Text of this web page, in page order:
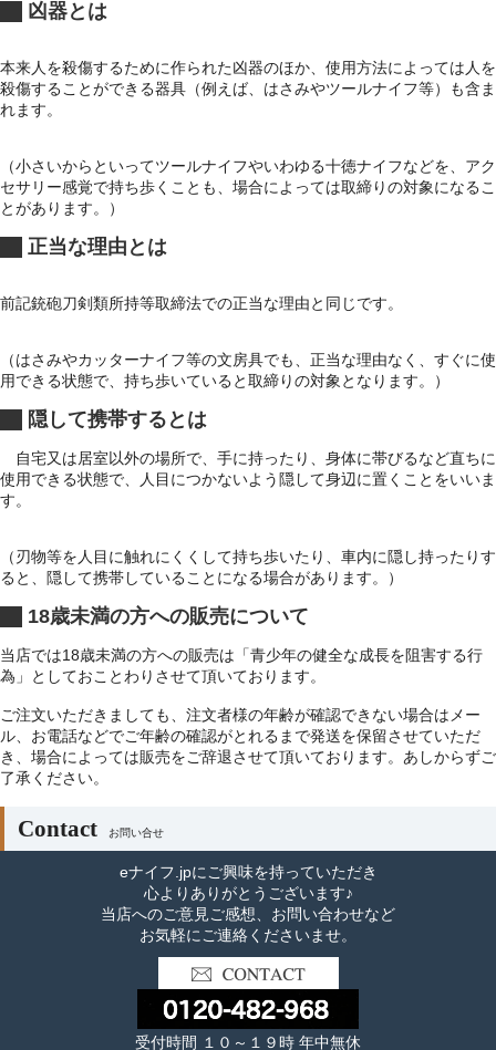
凶器とは
本来人を殺傷するために作られた凶器のほか、使用方法によっては人を
殺傷することができる器具（例えば、はさみやツールナイフ等）も含ま
れます。
（小さいからといってツールナイフやいわゆる十徳ナイフなどを、アク
セサリー感覚で持ち歩くことも、場合によっては取締りの対象になるこ
とがあります。）
正当な理由とは
前記銃砲刀剣類所持等取締法での正当な理由と同じです。
（はさみやカッターナイフ等の文房具でも、正当な理由なく、すぐに使
用できる状態で、持ち歩いていると取締りの対象となります。）
隠して携帯するとは
自宅又は居室以外の場所で、手に持ったり、身体に帯びるなど直ちに
使用できる状態で、人目につかないよう隠して身辺に置くことをいいま
す。
（刃物等を人目に触れにくくして持ち歩いたり、車内に隠し持ったりす
ると、隠して携帯していることになる場合があります。）
18歳未満の方への販売について
当店では18歳未満の方への販売は「青少年の健全な成長を阻害する行
為」としておことわりさせて頂いております。
ご注文いただきましても、注文者様の年齢が確認できない場合はメー
ル、お電話などでご年齢の確認がとれるまで発送を保留させていただ
き、場合によっては販売をご辞退させて頂いております。あしからずご
了承ください。
Contact お問い合せ
eナイフ.jpにご興味を持っていただき
心よりありがとうございます♪
当店へのご意見ご感想、お問い合わせなど
お気軽にご連絡くださいませ。
受付時間 １０～１９時 年中無休